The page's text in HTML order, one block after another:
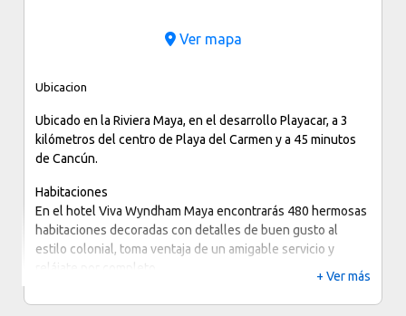
Ver mapa
Ubicacion
Ubicado en la Riviera Maya, en el desarrollo Playacar, a 3
kilómetros del centro de Playa del Carmen y a 45 minutos
de Cancún.
Habitaciones
En el hotel Viva Wyndham Maya encontrarás 480 hermosas
habitaciones decoradas con detalles de buen gusto al
estilo colonial, toma ventaja de un amigable servicio y
relájate por completo.
Instalaciones
+ Ver más